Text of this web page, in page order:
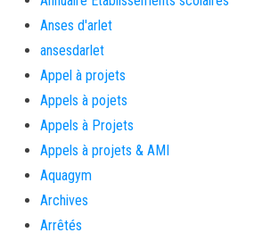
Anses d'arlet
ansesdarlet
Appel à projets
Appels à pojets
Appels à Projets
Appels à projets & AMI
Aquagym
Archives
Arrêtés